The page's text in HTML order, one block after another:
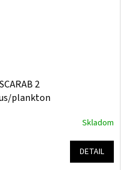
2
plankton
Skladom
DETAIL